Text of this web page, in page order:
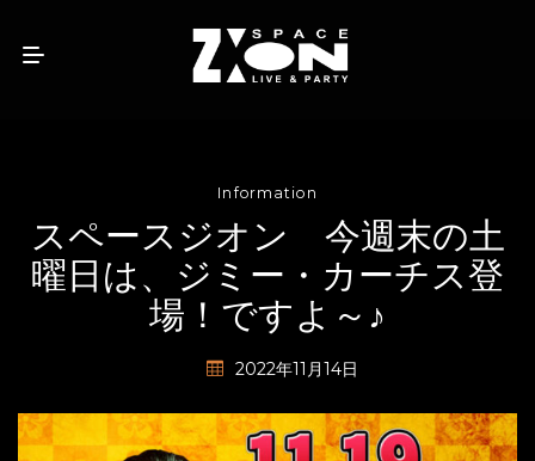
Information
スペースジオン 今週末の土
曜日は、ジミー・カーチス登
場！ですよ～♪
2022年11月14日